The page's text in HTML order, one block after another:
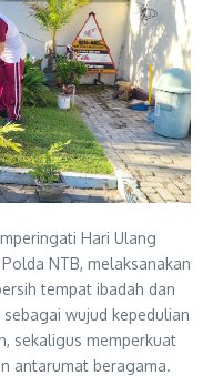
Hari Ulang
NTB, melaksanakan
tempat ibadah dan
wujud kepedulian
sekaligus memperkuat
antarumat beragama.